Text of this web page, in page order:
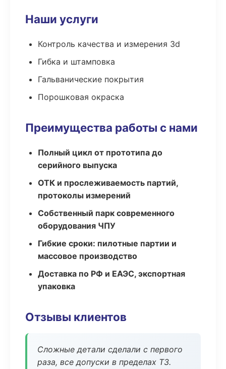
Наши услуги
Контроль качества и измерения 3d
Гибка и штамповка
Гальванические покрытия
Порошковая окраска
Преимущества работы с нами
Полный цикл от прототипа до
серийного выпуска
ОТК и прослеживаемость партий,
протоколы измерений
Собственный парк современного
оборудования ЧПУ
Гибкие сроки: пилотные партии и
массовое производство
Доставка по РФ и ЕАЭС, экспортная
упаковка
Отзывы клиентов
Сложные детали сделали с первого
раза, все допуски в пределах ТЗ.